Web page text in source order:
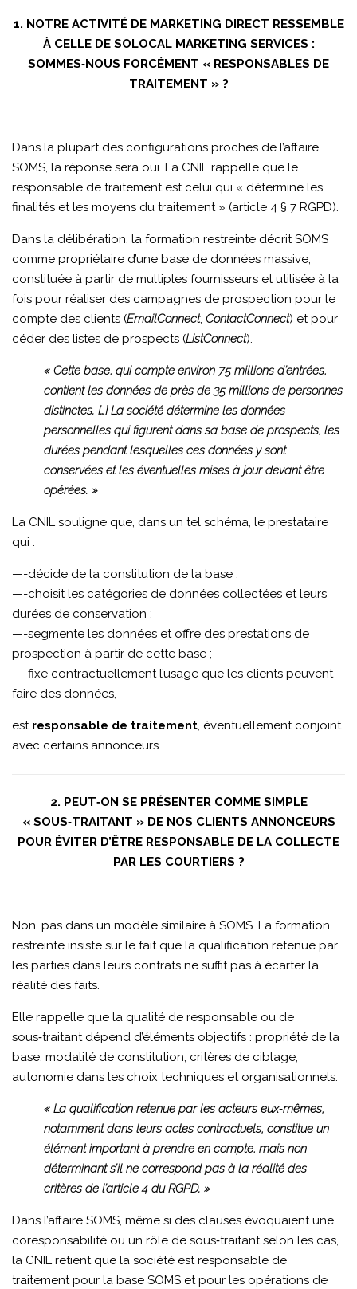
SERVICES
1. NOTRE ACTIVITÉ DE MARKETING DIRECT RESSEMBLE
À CELLE DE SOLOCAL MARKETING SERVICES :
SOMMES‑NOUS FORCÉMENT « RESPONSABLES DE
TRAITEMENT » ?
Dans la plupart des configurations proches de l’affaire
SOMS, la réponse sera oui. La CNIL rappelle que le
responsable de traitement est celui qui « détermine les
finalités et les moyens du traitement » (article 4 § 7 RGPD).
Dans la délibération, la formation restreinte décrit SOMS
comme propriétaire d’une base de données massive,
constituée à partir de multiples fournisseurs et utilisée à la
fois pour réaliser des campagnes de prospection pour le
compte des clients (EmailConnect, ContactConnect) et pour
céder des listes de prospects (ListConnect).
« Cette base, qui compte environ 75 millions d’entrées,
contient les données de près de 35 millions de personnes
distinctes. […] La société détermine les données
personnelles qui figurent dans sa base de prospects, les
durées pendant lesquelles ces données y sont
conservées et les éventuelles mises à jour devant être
opérées. »
La CNIL souligne que, dans un tel schéma, le prestataire
qui :
—-décide de la constitution de la base ;
—-choisit les catégories de données collectées et leurs
durées de conservation ;
—-segmente les données et offre des prestations de
prospection à partir de cette base ;
—-fixe contractuellement l’usage que les clients peuvent
faire des données,
est responsable de traitement, éventuellement conjoint
avec certains annonceurs.
2. PEUT‑ON SE PRÉSENTER COMME SIMPLE
« SOUS‑TRAITANT » DE NOS CLIENTS ANNONCEURS
POUR ÉVITER D’ÊTRE RESPONSABLE DE LA COLLECTE
PAR LES COURTIERS ?
Non, pas dans un modèle similaire à SOMS. La formation
restreinte insiste sur le fait que la qualification retenue par
les parties dans leurs contrats ne suffit pas à écarter la
réalité des faits.
Elle rappelle que la qualité de responsable ou de
sous‑traitant dépend d’éléments objectifs : propriété de la
base, modalité de constitution, critères de ciblage,
autonomie dans les choix techniques et organisationnels.
« La qualification retenue par les acteurs eux‑mêmes,
notamment dans leurs actes contractuels, constitue un
élément important à prendre en compte, mais non
déterminant s’il ne correspond pas à la réalité des
critères de l’article 4 du RGPD. »
Dans l’affaire SOMS, même si des clauses évoquaient une
coresponsabilité ou un rôle de sous‑traitant selon les cas,
la CNIL retient que la société est responsable de
traitement pour la base SOMS et pour les opérations de